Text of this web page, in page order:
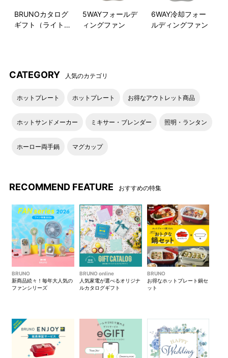
保温・保冷効果の高いステン
フタ付きなのでデスクやベッ
きます。
蓋をスライドすると飲み口が
あります。
BRUNOのロゴがワンポイン
ト。
のツメをつまんで内側に押し
てください。
※スライダーを閉じた状態で行
BRUNOカタログ
ギフト（ライトブ
5WAYフォールデ
ィングファン
6WAY冷却フォー
ルディングファン
CATEGORY 人気のカテゴリ
ホットプレート ホットプレート お得なアウトレット商品
ホットサンドメーカー ミキサー・ブレンダー 照明・ランタン
ホーロー両手鍋 マグカップ
RECOMMEND FEATURE おすすめの特集
BRUNO
新商品続々！毎年大人気の
ファンシリーズ
BRUNO online
人気家電が選べるオリジナ
ルカタログギフト
BRUNO
お得なホットプレート鍋セ
ット